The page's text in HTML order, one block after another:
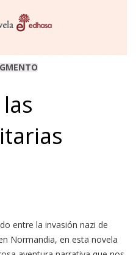
entre la invasión nazi de
Normandia, en esta novela